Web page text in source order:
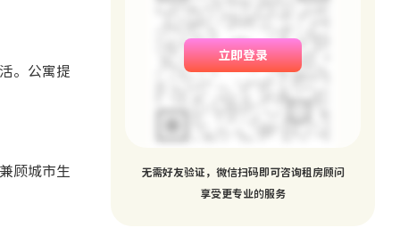
。公寓提
顾城市生
立即登录
无需好友验证，微信扫码即可咨询租房顾问
享受更专业的服务